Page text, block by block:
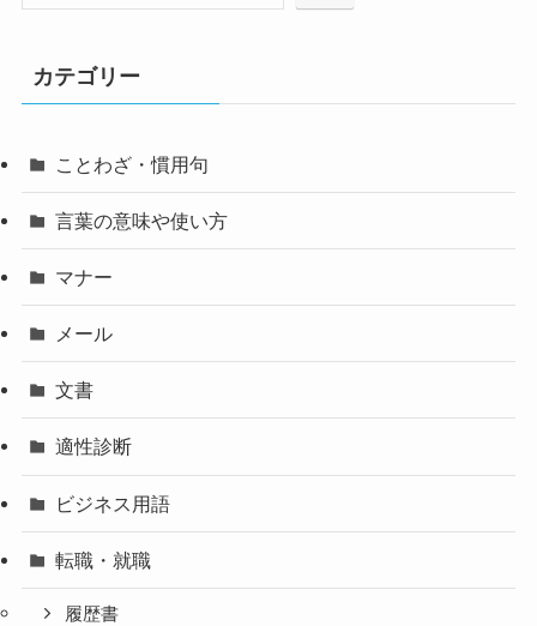
カテゴリー
ことわざ・慣用句
言葉の意味や使い方
マナー
メール
文書
適性診断
ビジネス用語
転職・就職
履歴書